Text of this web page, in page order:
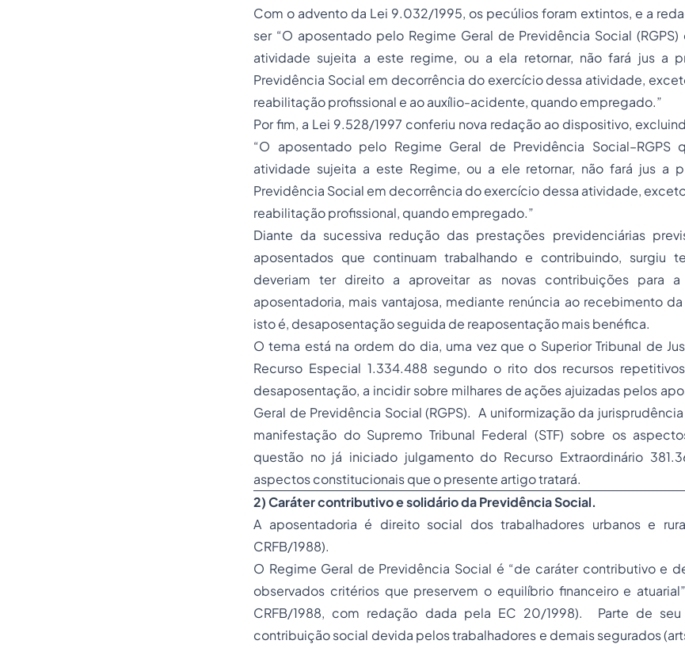
Com o advento da Lei 9.032/1995, os pecúlios foram extintos, e a
ser “O aposentado pelo Regime Geral de Previdência Social
atividade sujeita a este regime, ou a ela retornar, não fará jus a
Previdência Social em decorrência do exercício dessa atividade,
reabilitação profissional e ao auxílio-acidente, quando empregado.”
Por fim, a Lei 9.528/1997 conferiu nova redação ao dispositivo,
“O aposentado pelo Regime Geral de Previdência Social–RGPS
atividade sujeita a este Regime, ou a ele retornar, não fará jus a
Previdência Social em decorrência do exercício dessa atividade,
reabilitação profissional, quando empregado.”
Diante da sucessiva redução das prestações previdenciárias
aposentados que continuam trabalhando e contribuindo, surgiu
deveriam ter direito a aproveitar as novas contribuições para
aposentadoria, mais vantajosa, mediante renúncia ao recebimento
isto é, desaposentação seguida de reaposentação mais benéfica.
O tema está na ordem do dia, uma vez que o Superior Tribunal de
Recurso Especial 1.334.488 segundo o rito dos recursos
desaposentação, a incidir sobre milhares de ações ajuizadas pelos
Geral de Previdência Social (RGPS). A uniformização da
manifestação do Supremo Tribunal Federal (STF) sobre os
questão no já iniciado julgamento do Recurso Extraordinário
aspectos constitucionais que o presente artigo tratará.
2) Caráter contributivo e solidário da Previdência Social.
A aposentadoria é direito social dos trabalhadores urbanos e
CRFB/1988).
O Regime Geral de Previdência Social é “de caráter contributivo e
observados critérios que preservem o equilíbrio financeiro e atuarial”
CRFB/1988, com redação dada pela EC 20/1998). Parte de
contribuição social devida pelos trabalhadores e demais segurados